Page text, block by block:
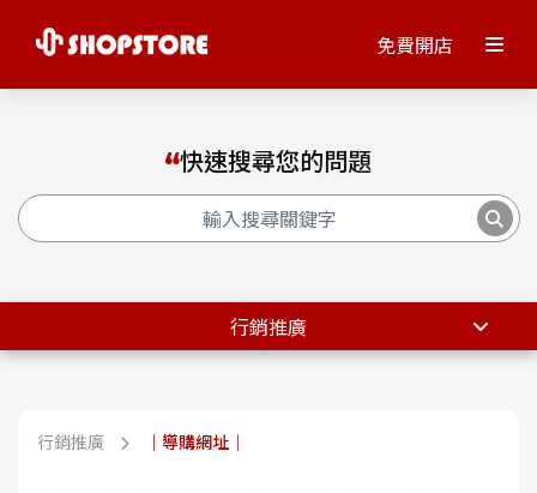
免費開店
快速搜尋您的問題
行銷推廣
行銷推廣 ｜導購網址｜